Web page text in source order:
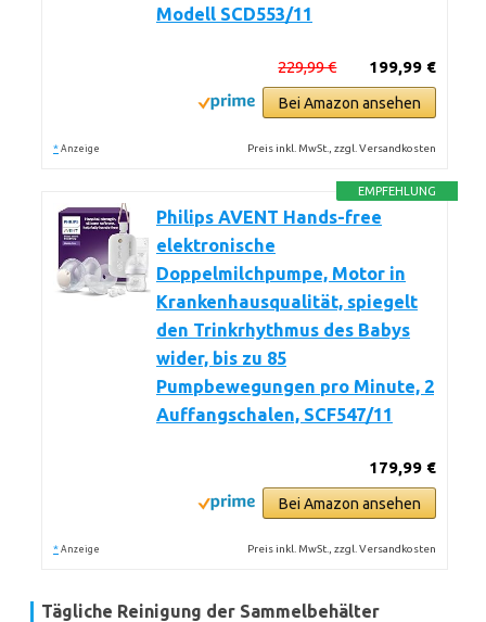
Modell SCD553/11
199,99 €
229,99 €
Bei Amazon ansehen
* Anzeige Preis inkl. MwSt., zzgl. Versandkosten
EMPFEHLUNG
Philips AVENT Hands-free
elektronische
Doppelmilchpumpe, Motor in
Krankenhausqualität, spiegelt
den Trinkrhythmus des Babys
wider, bis zu 85
Pumpbewegungen pro Minute, 2
Auffangschalen, SCF547/11
179,99 €
Bei Amazon ansehen
* Anzeige Preis inkl. MwSt., zzgl. Versandkosten
Tägliche Reinigung der Sammelbehälter